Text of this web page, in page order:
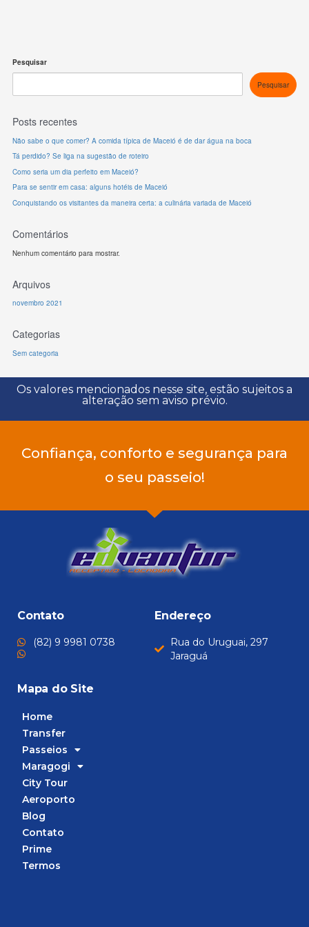
Pesquisar
Pesquisar
Posts recentes
Não sabe o que comer? A comida típica de Maceió é de dar água na boca
Tá perdido? Se liga na sugestão de roteiro
Como seria um dia perfeito em Maceió?
Para se sentir em casa: alguns hotéis de Maceió
Conquistando os visitantes da maneira certa: a culinária variada de Maceió
Comentários
Nenhum comentário para mostrar.
Arquivos
novembro 2021
Categorias
Sem categoria
Os valores mencionados nesse site, estão sujeitos a
alteração sem aviso prévio.
Confiança, conforto e segurança para
o seu passeio!
Contato
(82) 9 9981 0738
Endereço
Rua do Uruguai, 297
Jaraguá
Mapa do Site
Home
Transfer
Passeios
Maragogi
City Tour
Aeroporto
Blog
Contato
Prime
Termos